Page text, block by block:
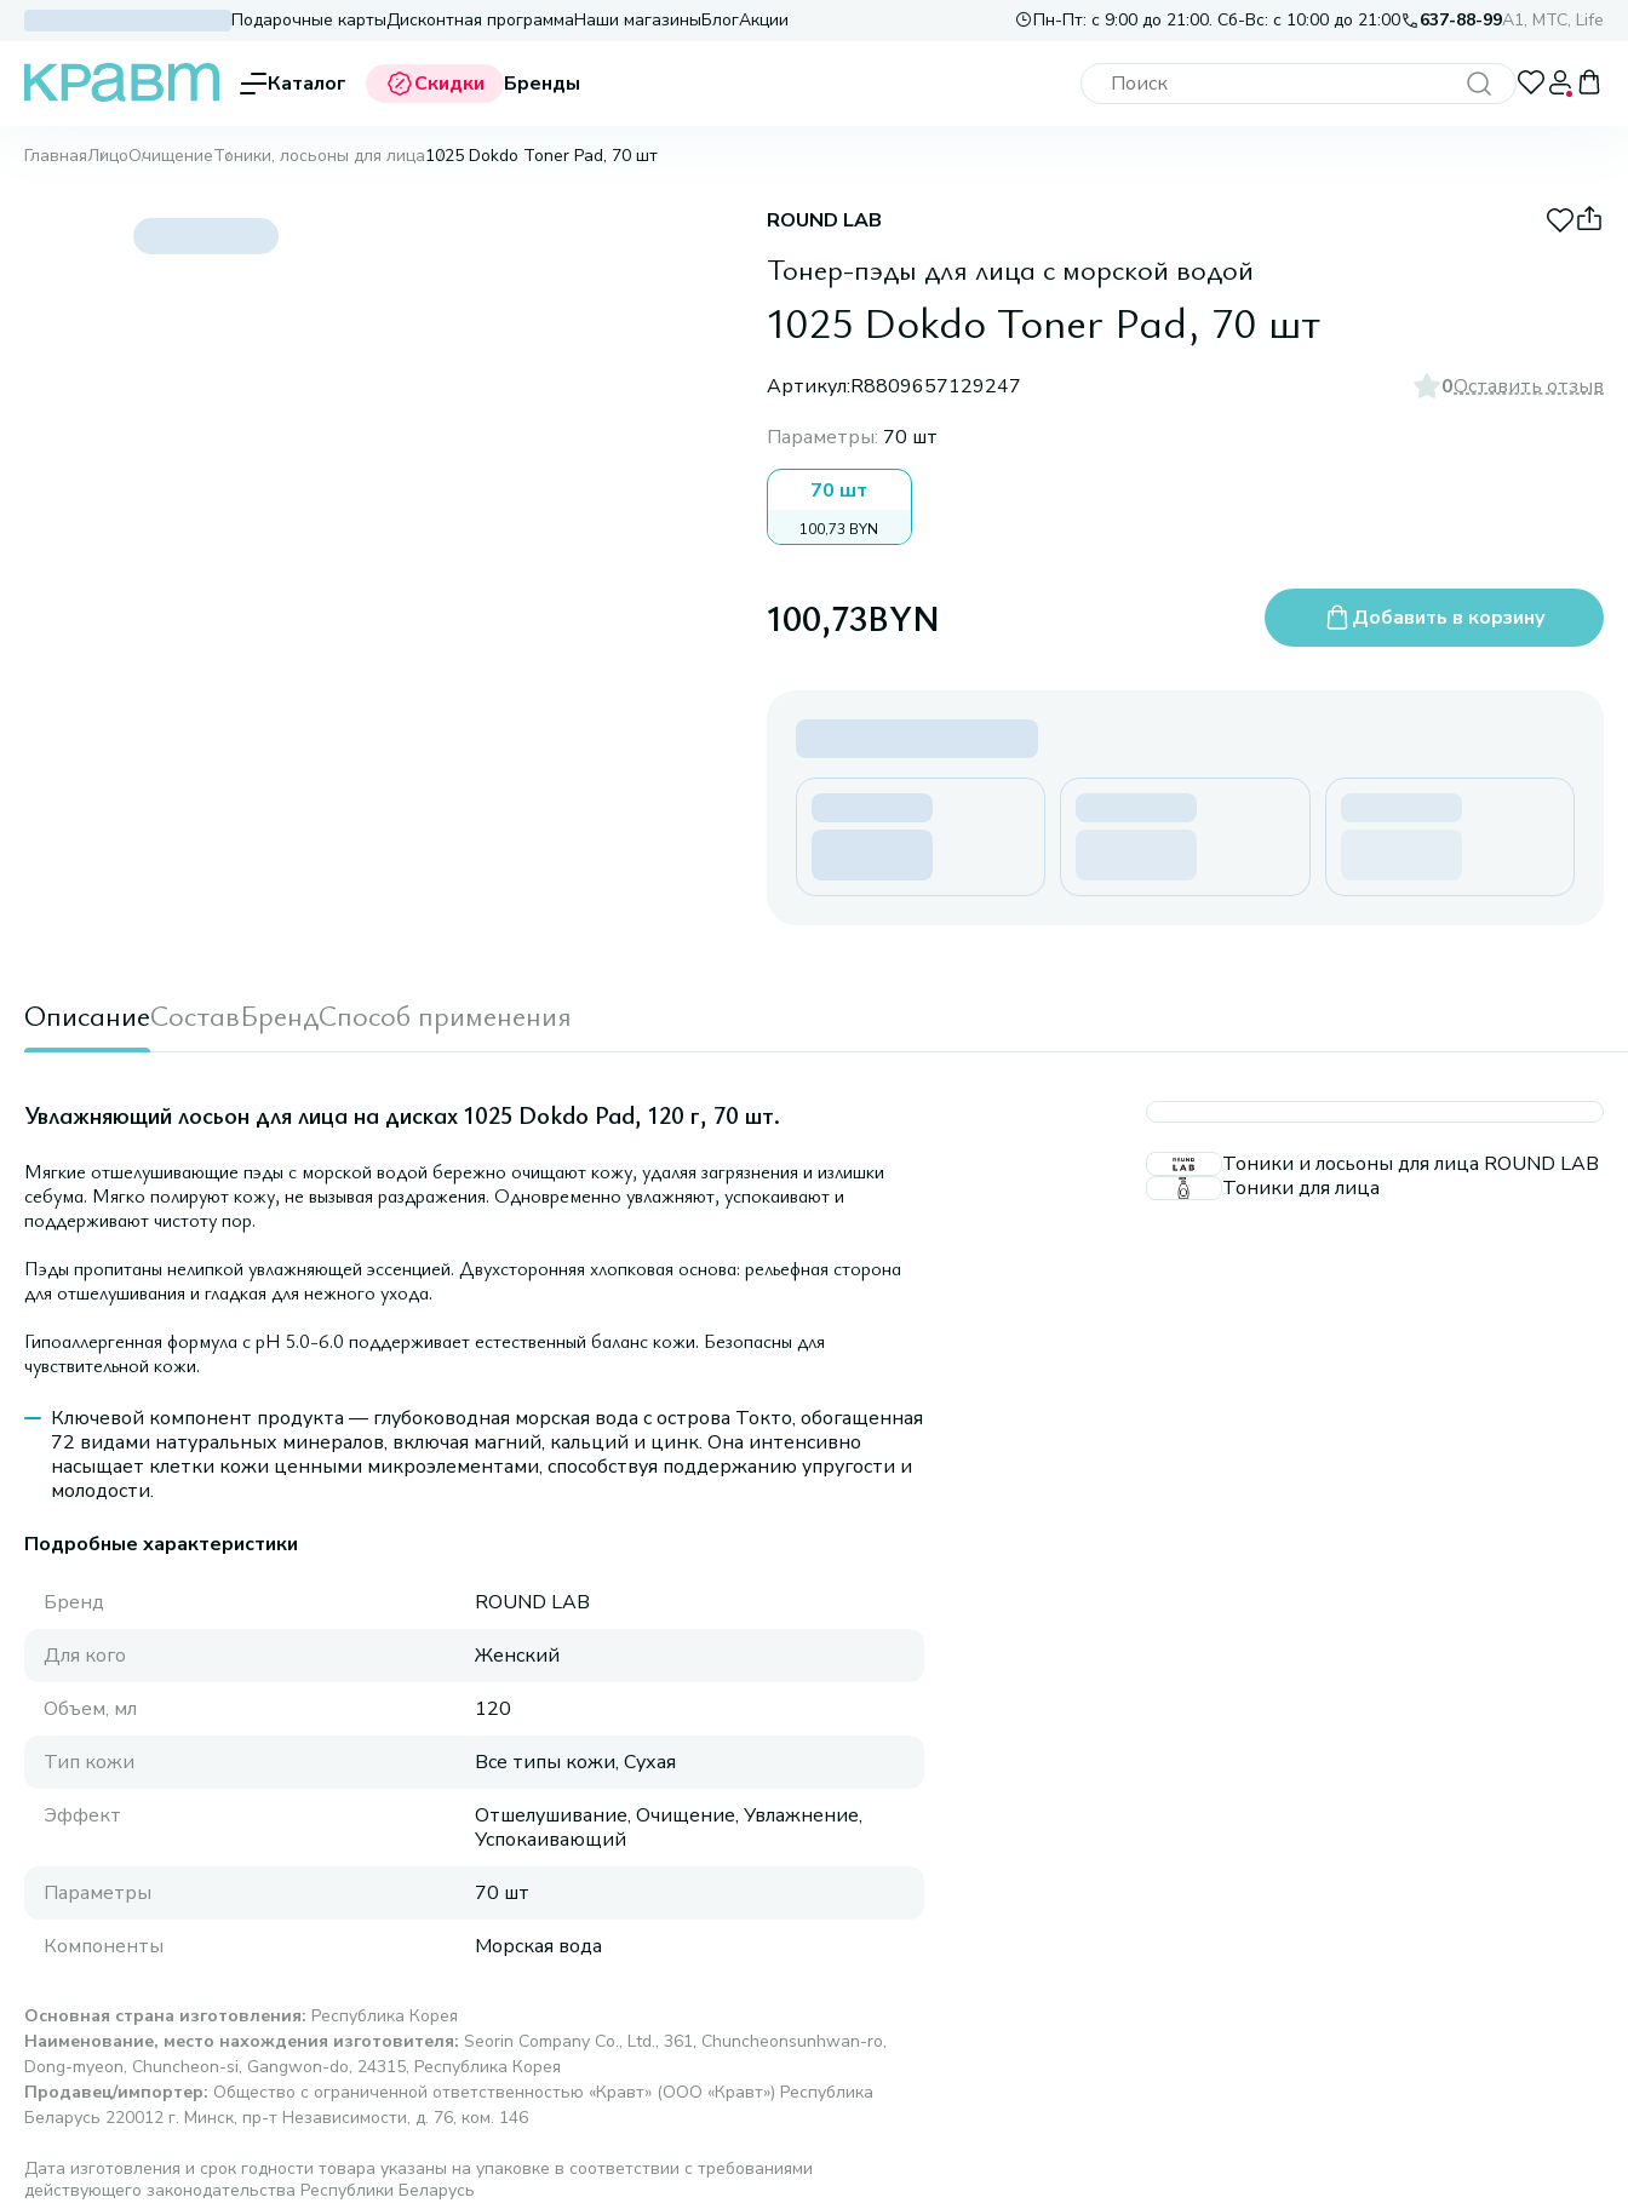
Подарочные картыДисконтная программаНаши магазиныБлогАкции Пн-Пт: с 9:00 до 21:00. Сб-Вс: с 10:00 до 21:00 637-88-99A1, МТС, Life
Каталог Скидки Бренды
ГлавнаяЛицоОчищениеТоники, лосьоны для лица1025 Dokdo Toner Pad, 70 шт
ROUND LAB
Тонер-пэды для лица с морской водой
1025 Dokdo Toner Pad, 70 шт
Артикул:R8809657129247 0Оставить отзыв
Параметры: 70 шт
70 шт
100,73 BYN
100,73BYN Добавить в корзину
ОписаниеСоставБрендСпособ применения
Увлажняющий лосьон для лица на дисках 1025 Dokdo Pad, 120 г, 70 шт.
Мягкие отшелушивающие пэды с морской водой бережно очищают кожу, удаляя загрязнения и излишки
себума. Мягко полируют кожу, не вызывая раздражения. Одновременно увлажняют, успокаивают и
поддерживают чистоту пор.
Пэды пропитаны нелипкой увлажняющей эссенцией. Двухсторонняя хлопковая основа: рельефная сторона
для отшелушивания и гладкая для нежного ухода.
Гипоаллергенная формула с pH 5.0-6.0 поддерживает естественный баланс кожи. Безопасны для
чувствительной кожи.
Ключевой компонент продукта — глубоководная морская вода с острова Токто, обогащенная
72 видами натуральных минералов, включая магний, кальций и цинк. Она интенсивно
насыщает клетки кожи ценными микроэлементами, способствуя поддержанию упругости и
молодости.
Подробные характеристики
Бренд
ROUND LAB
Для кого
Женский
Объем, мл
120
Тип кожи
Все типы кожи, Сухая
Эффект
Отшелушивание, Очищение, Увлажнение,
Успокаивающий
Параметры
70 шт
Компоненты
Морская вода
Основная страна изготовления: Республика Корея
Наименование, место нахождения изготовителя: Seorin Company Co., Ltd., 361, Chuncheonsunhwan-ro,
Dong-myeon, Chuncheon-si, Gangwon-do, 24315, Республика Корея
Продавец/импортер: Общество с ограниченной ответственностью «Кравт» (ООО «Кравт») Республика
Беларусь 220012 г. Минск, пр-т Независимости, д. 76, ком. 146
Дата изготовления и срок годности товара указаны на упаковке в соответствии с требованиями
действующего законодательства Республики Беларусь
Тоники и лосьоны для лица ROUND LAB
Тоники для лица